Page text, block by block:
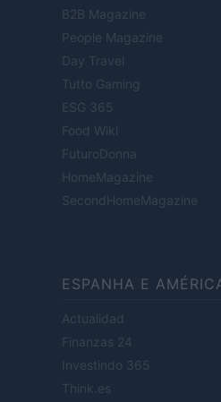
B2B Magazine
People Magazine
Day Travel
Tutto Gaming
ESG 365
Food Wiki
FuturoDonna
HomeMagazine
SecondHomeMagazine
ESPANHA E
Actualidad
Finanzas 24
Investindo 365
Think.es